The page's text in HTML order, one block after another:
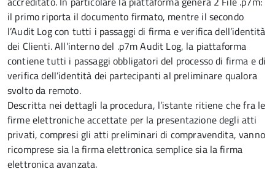
il primo riporta il documento firmato, mentre il secondo
l’Audit Log con tutti i passaggi di firma e verifica dell’identità
dei Clienti. All’interno del .p7m Audit Log, la piattaforma
contiene tutti i passaggi obbligatori del processo di firma e di
verifica dell’identità dei partecipanti al preliminare qualora
svolto da remoto.
Descritta nei dettagli la procedura, l’istante ritiene che fra le
firme elettroniche accettate per la presentazione degli atti
privati, compresi gli atti preliminari di compravendita, vanno
ricomprese sia la firma elettronica semplice sia la firma
elettronica avanzata.